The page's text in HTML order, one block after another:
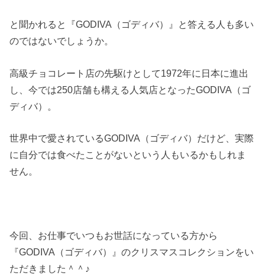
と聞かれると『GODIVA（ゴディバ）』と答える人も多い
のではないでしょうか。
高級チョコレート店の先駆けとして1972年に日本に進出
し、今では250店舗も構える人気店となったGODIVA（ゴ
ディバ）。
世界中で愛されているGODIVA（ゴディバ）だけど、実際
に自分では食べたことがないという人もいるかもしれま
せん。
今回、お仕事でいつもお世話になっている方から
『GODIVA（ゴディバ）』のクリスマスコレクションをい
ただきました＾＾♪